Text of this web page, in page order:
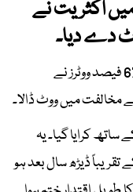
اکثریت نے
دے دیا۔
غیر سرکاری اور غیر حتمی نتائج کے مطابق 67 فیصد ووٹرز نے
کے ساتھ کرایا گیا۔ یہ
تحریک کے تقریباً ڈیڑھ سال بعد ہو